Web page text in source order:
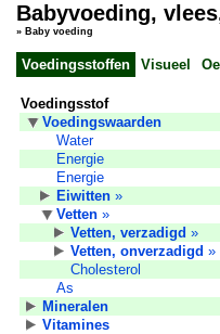
Babyvoeding,
» Baby voeding
Voedingsstoffen Visueel
Voedingsstof
Voedingswaarden
Water
Energie
Energie
Eiwitten »
Vetten »
Vetten, verzadigd »
Vetten, onverzadigd »
Cholesterol
As
Mineralen
Vitamines